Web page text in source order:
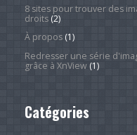
8 sites pour trouver des
droits(2)
À propos(1)
Redresser une série
grâce à XnView(1)
Catégories